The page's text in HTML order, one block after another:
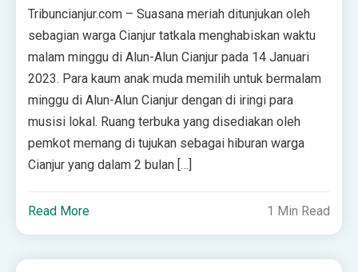
Tribuncianjur.com – Suasana meriah ditunjukan oleh
sebagian warga Cianjur tatkala menghabiskan waktu
malam minggu di Alun-Alun Cianjur pada 14 Januari
2023. Para kaum anak muda memilih untuk bermalam
minggu di Alun-Alun Cianjur dengan di iringi para
musisi lokal. Ruang terbuka yang disediakan oleh
pemkot memang di tujukan sebagai hiburan warga
Cianjur yang dalam 2 bulan […]
Read More 1 Min Read